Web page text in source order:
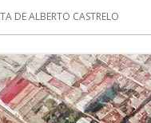
DE ALBERTO CASTRELO